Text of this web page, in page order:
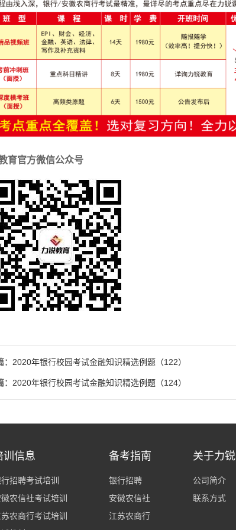
育官方微信公众号
2020年银行校园考试金融知识精选例题（122）
2020年银行校园考试金融知识精选例题（124）
训信息
招聘考试培训
农信社考试培训
农商行考试培训
备考指南
银行招聘
安徽农信社
江苏农商行
关于力锐
公司简介
联系方式